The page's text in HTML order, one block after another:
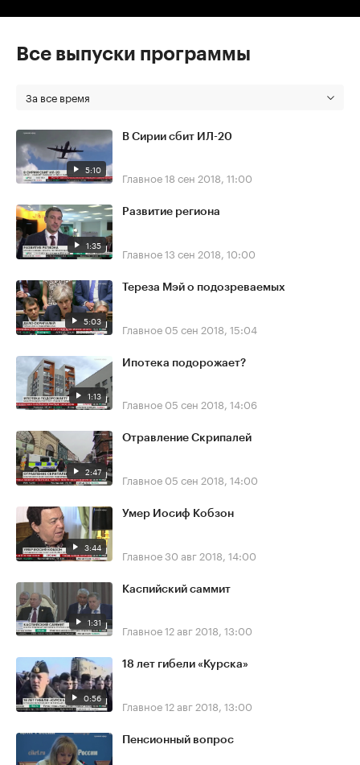
Все выпуски программы
За все время
5:10
В Сирии сбит ИЛ-20
Главное18 сен 2018, 11:00
1:35
Развитие региона
Главное13 сен 2018, 10:00
5:03
Тереза Мэй о подозреваемых
Главное 05 сен 2018, 15:04
1:13
Ипотека подорожает?
Главное 05 сен 2018, 14:06
2:47
Отравление Скрипалей
Главное 05 сен 2018, 14:00
3:44
Умер Иосиф Кобзон
Главное30 авг 2018, 14:00
1:31
Каспийский саммит
Главное12 авг 2018, 13:00
0:56
18 лет гибели «Курска»
Главное12 авг 2018, 13:00
Пенсионный вопрос